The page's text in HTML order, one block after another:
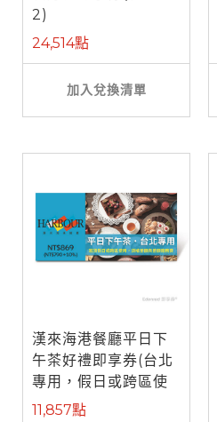
2)
24,514點
加入兌換清單
漢來海港餐廳平日下
午茶好禮即享券(台北
專用，假日或跨區使
用需補差額)
11,857點